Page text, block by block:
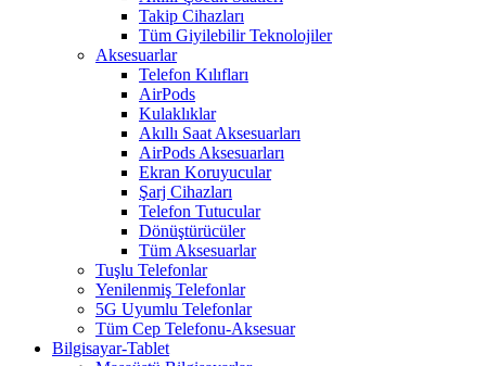
Takip Cihazları
Tüm Giyilebilir Teknolojiler
Aksesuarlar
Telefon Kılıfları
AirPods
Kulaklıklar
Akıllı Saat Aksesuarları
AirPods Aksesuarları
Ekran Koruyucular
Şarj Cihazları
Telefon Tutucular
Dönüştürücüler
Tüm Aksesuarlar
Tuşlu Telefonlar
Yenilenmiş Telefonlar
5G Uyumlu Telefonlar
Tüm Cep Telefonu-Aksesuar
Bilgisayar-Tablet